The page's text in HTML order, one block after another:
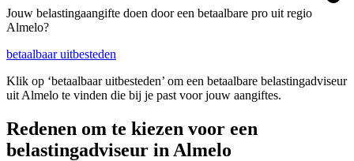
Jouw belastingaangifte doen door een betaalbare pro uit regio
Almelo?
betaalbaar uitbesteden
Klik op ‘betaalbaar uitbesteden’ om een betaalbare belastingadviseur
uit Almelo te vinden die bij je past voor jouw aangiftes.
Redenen om te kiezen voor een
belastingadviseur in Almelo